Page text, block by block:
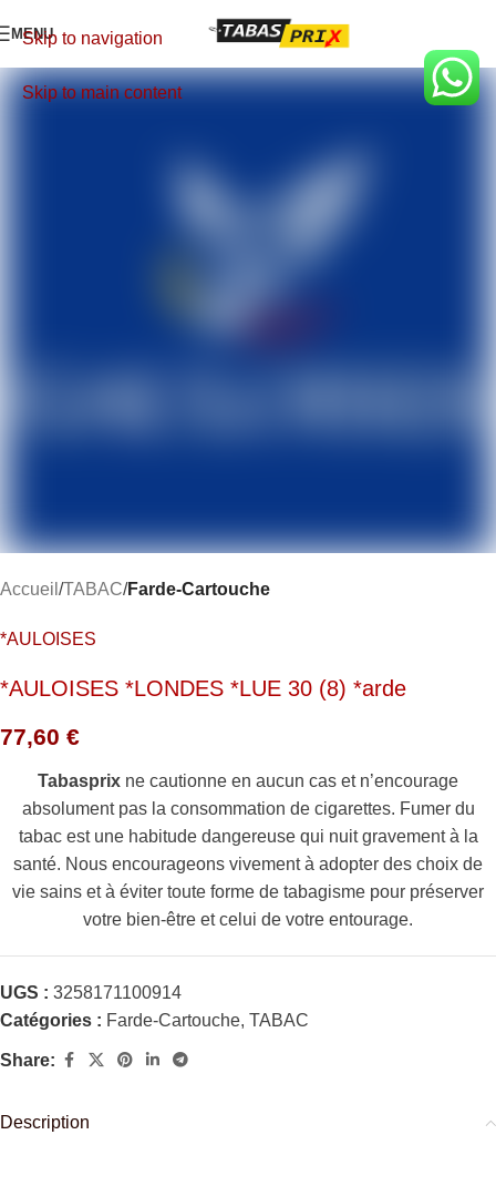
Skip to navigation
Skip to main content
MENU
Accueil TABAC Farde-Cartouche
*AULOISES
*AULOISES *LONDES *LUE 30 (8) *arde
77,60 €
Tabasprix ne cautionne en aucun cas et n’encourage
absolument pas la consommation de cigarettes. Fumer du
tabac est une habitude dangereuse qui nuit gravement à la
santé. Nous encourageons vivement à adopter des choix de
vie sains et à éviter toute forme de tabagisme pour préserver
votre bien-être et celui de votre entourage.
UGS : 3258171100914
Catégories : Farde-Cartouche, TABAC
Share:
Description